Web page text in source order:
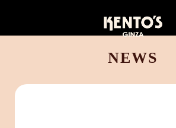
NEWS